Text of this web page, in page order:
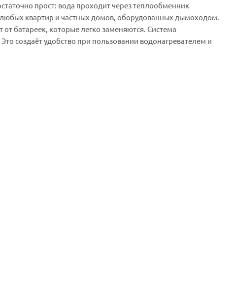
прост: вода проходит через теплообменник
любых квартир и частных домов, оборудованных дымоходом.
батареек, которые легко заменяются. Система
создаёт удобство при пользовании водонагревателем и